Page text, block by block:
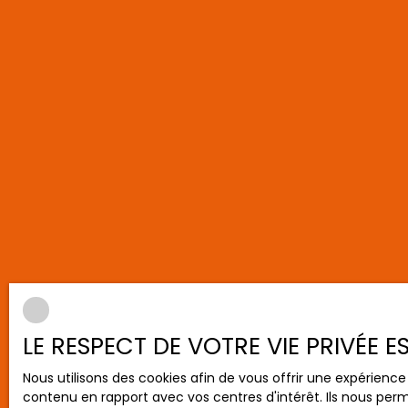
LE RESPECT DE VOTRE VIE PRIVÉE
Nous utilisons des cookies afin de vous offrir une
contenu en rapport avec vos centres d'intérêt. Ils nous